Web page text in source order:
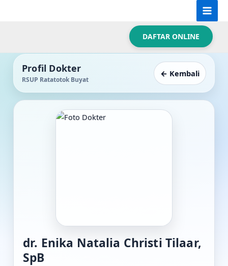
Main
DAFTAR ONLINE
Profil Dokter
RSUP Ratatotok Buyat
← Kembali
dr. Enika Natalia Christi Tilaar,
SpB